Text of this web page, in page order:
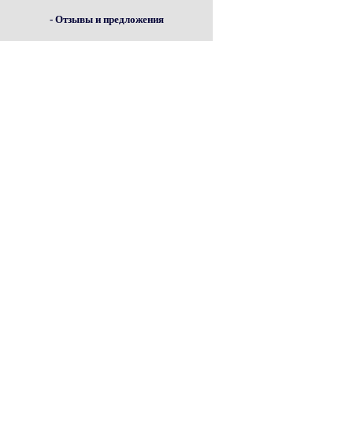
- Отзывы и предложения